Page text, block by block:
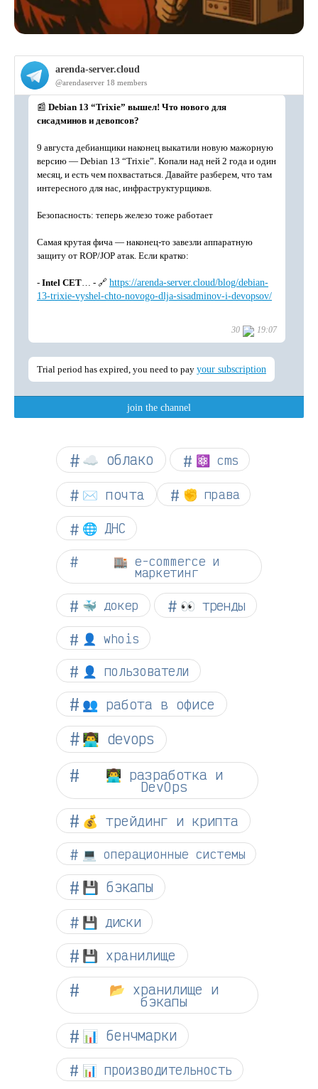
☁︎ облако ⚛ cms
✉️ почта ✊ права
🌐 ДНС
🏬 e-commerce и
маркетинг
🐳 докер 👀 тренды
👤 whois
👤 пользователи
👥 работа в офисе
👨‍💻 devops
👨‍💻 разработка и
DevOps
💰 трейдинг и крипта
💻 операционные системы
💾 бэкапы
💾 диски
💾 хранилище
📂 хранилище и
бэкапы
📊 бенчмарки
📊 производительность